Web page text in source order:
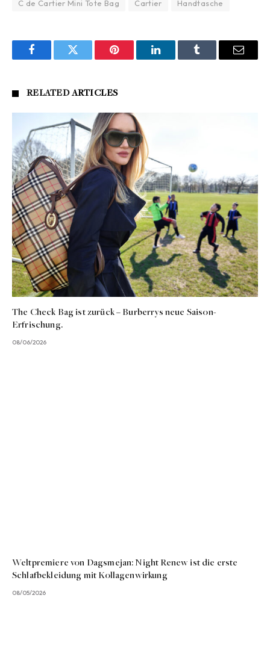
C de Cartier Mini Tote Bag Cartier Handtasche
FacebookTwitter Pinterest LinkedInTumblr Email
RELATEDARTICLES
The Check Bag ist zurück – Burberrys neue Saison-
Erfrischung.
08/06/2026
Weltpremiere von Dagsmejan: Night Renew ist die erste
Schlafbekleidung mit Kollagenwirkung
08/05/2026